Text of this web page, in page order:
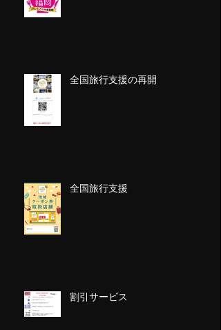
全国旅行支援の再開
全国旅行支援
割引サービス